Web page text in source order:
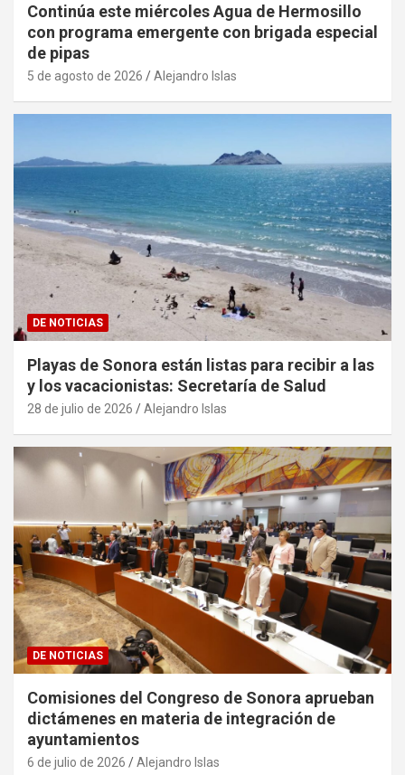
Continúa este miércoles Agua de Hermosillo
con programa emergente con brigada especial
de pipas
5 de agosto de 2026 Alejandro Islas
DE NOTICIAS
Playas de Sonora están listas para recibir a las
y los vacacionistas: Secretaría de Salud
28 de julio de 2026 Alejandro Islas
DE NOTICIAS
Comisiones del Congreso de Sonora aprueban
dictámenes en materia de integración de
ayuntamientos
6 de julio de 2026 Alejandro Islas